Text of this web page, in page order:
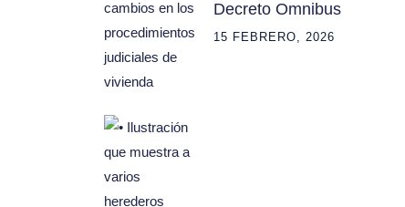
Decreto Omnibus
15 FEBRERO, 2026